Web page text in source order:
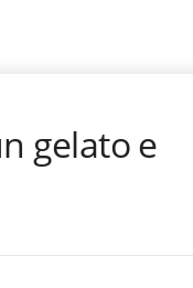
gelato e